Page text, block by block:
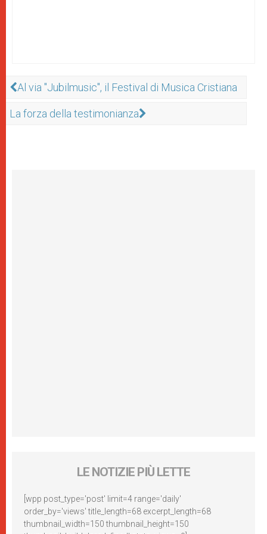
Al via "Jubilmusic", il Festival di Musica Cristiana
La forza della testimonianza
LE NOTIZIE PIÙ LETTE
[wpp post_type='post' limit=4 range='daily'
order_by='views' title_length=68 excerpt_length=68
thumbnail_width=150 thumbnail_height=150